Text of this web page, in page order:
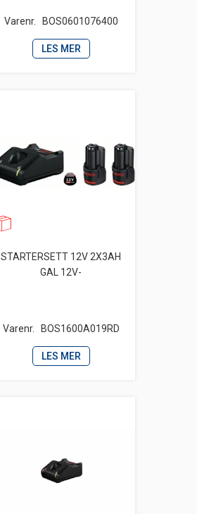
Varenr. BOS0601076400
LES MER
STARTERSETT 12V 2X3AH
GAL 12V-
Varenr. BOS1600A019RD
LES MER